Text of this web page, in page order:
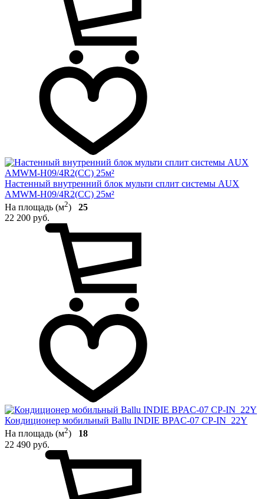
Настенный внутренний блок мульти сплит системы AUX
AMWM-H09/4R2(CC) 25м²
На площадь (м2) 25
22 200 руб.
Кондиционер мобильный Ballu INDIE BPAC-07 CP-IN_22Y
На площадь (м2) 18
22 490 руб.